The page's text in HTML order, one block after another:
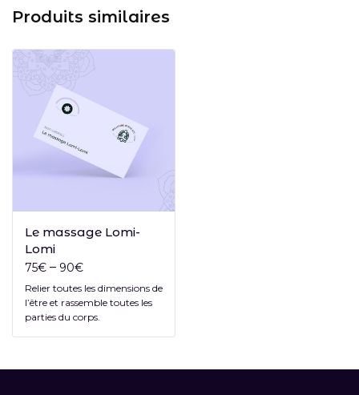
Produits similaires
Choix des options
Le massage Lomi-
Lomi
75€ – 90€
Relier toutes les dimensions de
l’être et rassemble toutes les
parties du corps.